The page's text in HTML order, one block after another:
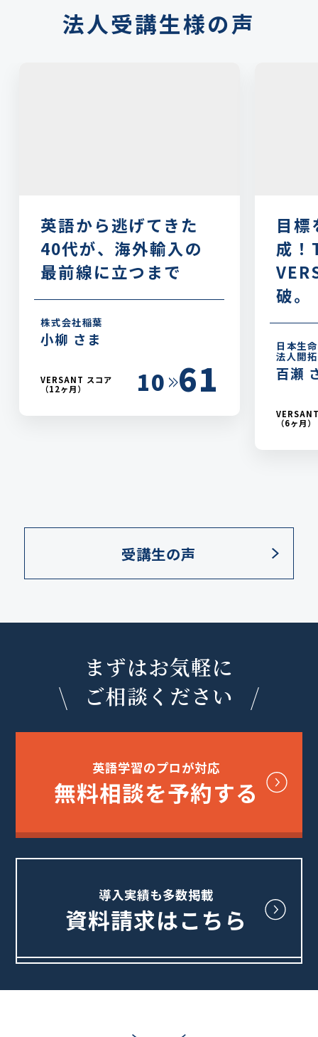
法人受講生様の声
英語から逃げてきた
40代が、海外輸入の
最前線に立つまで
株式会社稲葉
小柳 さま
VERSANT スコア
（12ヶ月）
10 61
目標
成！
破。
日本生
法人開
百瀬
（6ヶ月）
受講生の声
まずはお気軽に
ご相談ください
英語学習のプロが対応
無料相談を予約する
導入実績も多数掲載
資料請求はこちら